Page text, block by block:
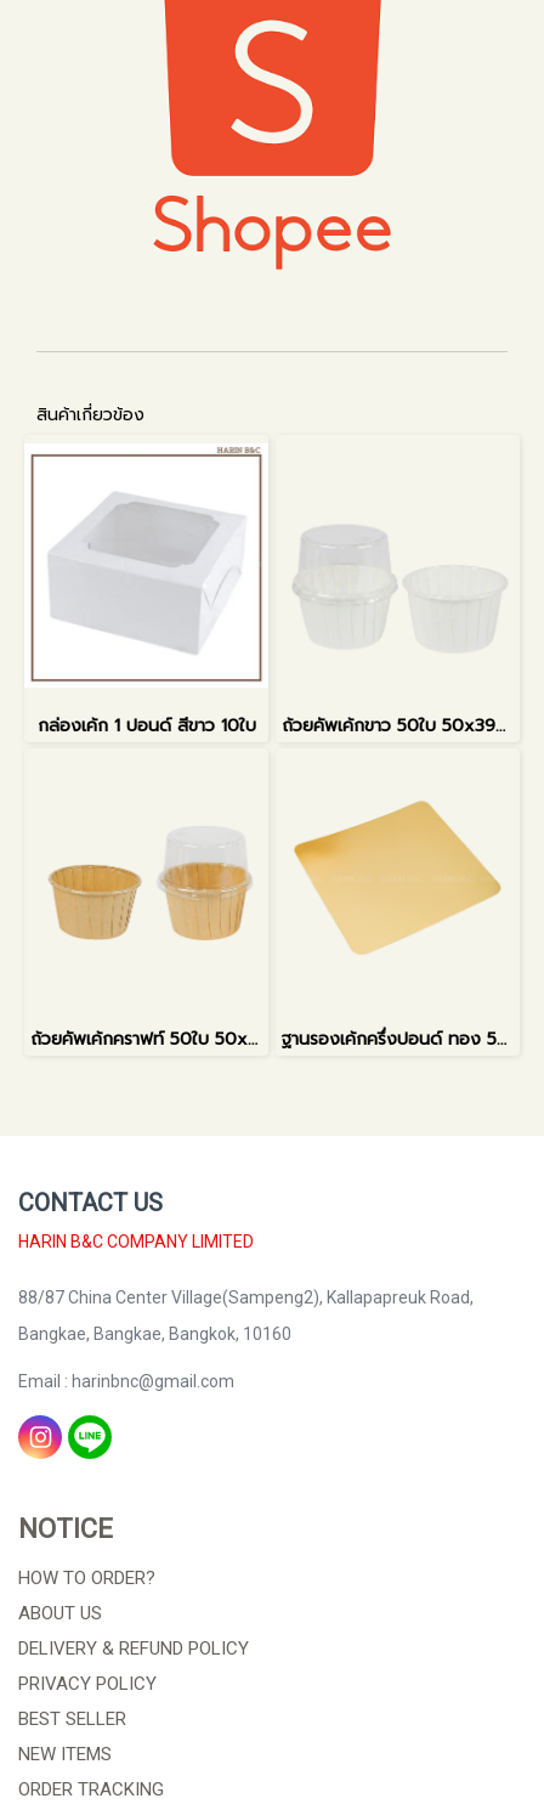
สินค้าเกี่ยวข้อง
กล่องเค้ก 1 ปอนด์ สีขาว 10ใบ ถ้วยคัพเค้กขาว 50ใบ 50x39x68mm
ถ้วยคัพเค้กคราฟท์ 50ใบ 50x39x68mm ฐานรองเค้กครึ่งปอนด์ ทอง 50ใบ
CONTACT US
HARIN B&C COMPANY LIMITED
88/87 China Center Village(Sampeng2), Kallapapreuk Road,
Bangkae, Bangkae, Bangkok, 10160
Email : harinbnc@gmail.com
NOTICE
HOW TO ORDER?
ABOUT US
DELIVERY & REFUND POLICY
PRIVACY POLICY
BEST SELLER
NEW ITEMS
ORDER TRACKING